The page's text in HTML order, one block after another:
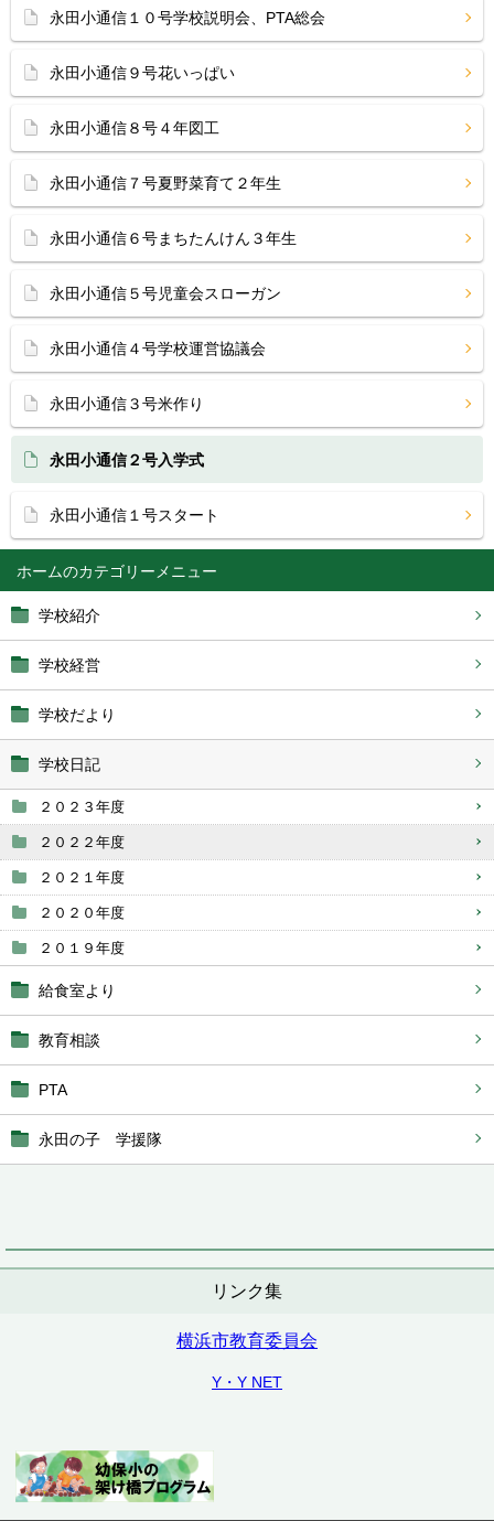
ホーム
学校紹介
学校経営
学校だより
学校日記
２０２３年度
２０２２年度
２０２１年度
２０２０年度
２０１９年度
給食室より
教育相談
PTA
永田の子 学援隊
リンク集
横浜市教育委員会
Y・Y NET
永田小通信１０号学校説明会、PTA総会
永田小通信９号花いっぱい
永田小通信８号４年図工
永田小通信７号夏野菜育て２年生
永田小通信６号まちたんけん３年生
永田小通信５号児童会スローガン
永田小通信４号学校運営協議会
永田小通信３号米作り
永田小通信２号入学式
永田小通信１号スタート